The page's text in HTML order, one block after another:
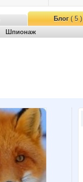
Блог( 5 )
Шпионаж